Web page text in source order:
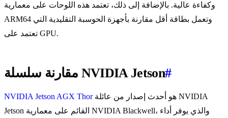
وكفاءة عالية. بالإضافة إلى ذلك، تعتمد هذه اللوحات على معمارية
ARM64 وتعمل بطاقة أقل مقارنة بأجهزة الحوسبة التقليدية التي
تعتمد على GPU.
مقارنة سلسلة NVIDIA Jetson#
NVIDIA Jetson AGX Thorهو أحدث إصدار من عائلة NVIDIA
Jetson القائم على معمارية NVIDIA Blackwell، والذي يوفر أداء